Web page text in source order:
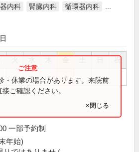
内科 腎臓内科 循環器内科
祝
● ● ● ●
・休業の場合があります。来院前
ご確認ください。
×閉じる
一部予約制
年始)